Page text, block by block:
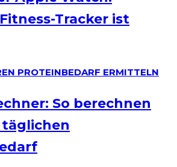
Tracker ist
So berechnen
täglichen